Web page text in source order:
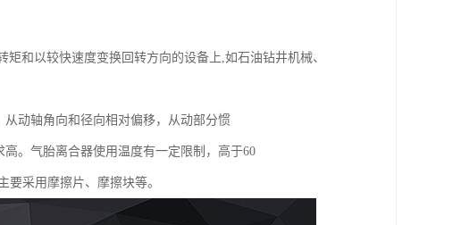
和以较快速度变换回转方向的设备上,如石油钻井机械、
动轴角向和径向相对偏移，从动部分惯
。气胎离合器使用温度有一定限制，高于60
采用摩擦片、摩擦块等。